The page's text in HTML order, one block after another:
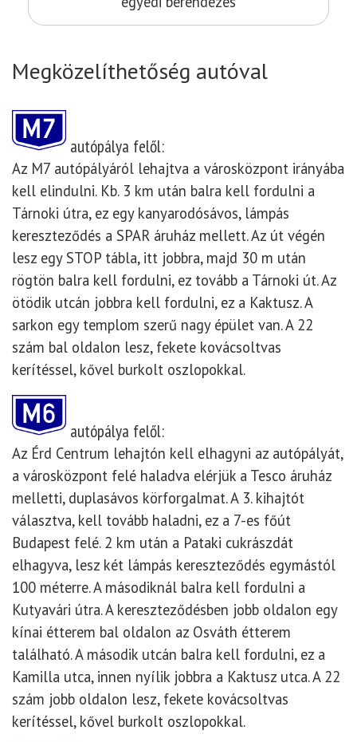
Megközelíthetőség autóval
autópálya felől:
Az M7 autópályáról lehajtva a városközpont irányába
kell elindulni. Kb. 3 km után balra kell fordulni a
Tárnoki útra, ez egy kanyarodósávos, lámpás
kereszteződés a SPAR áruház mellett. Az út végén
lesz egy STOP tábla, itt jobbra, majd 30 m után
rögtön balra kell fordulni, ez tovább a Tárnoki út. Az
ötödik utcán jobbra kell fordulni, ez a Kaktusz. A
sarkon egy templom szerű nagy épület van. A 22
szám bal oldalon lesz, fekete kovácsoltvas
kerítéssel, kővel burkolt oszlopokkal.
autópálya felől:
Az Érd Centrum lehajtón kell elhagyni az autópályát,
a városközpont felé haladva elérjük a Tesco áruház
melletti, duplasávos körforgalmat. A 3. kihajtót
választva, kell tovább haladni, ez a 7-es főút
Budapest felé. 2 km után a Pataki cukrászdát
elhagyva, lesz két lámpás kereszteződés egymástól
100 méterre. A másodiknál balra kell fordulni a
Kutyavári útra. A kereszteződésben jobb oldalon egy
kínai étterem bal oldalon az Osváth étterem
található. A második utcán balra kell fordulni, ez a
Kamilla utca, innen nyílik jobbra a Kaktusz utca. A 22
szám jobb oldalon lesz, fekete kovácsoltvas
kerítéssel, kővel burkolt oszlopokkal.